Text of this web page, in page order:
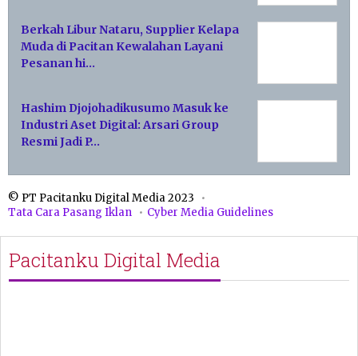
Berkah Libur Nataru, Supplier Kelapa
Muda di Pacitan Kewalahan Layani
Pesanan hi…
Hashim Djojohadikusumo Masuk ke
Industri Aset Digital: Arsari Group
Resmi Jadi P…
© PT Pacitanku Digital Media 2023
Tata Cara Pasang Iklan
Cyber Media Guidelines
Pacitanku Digital Media